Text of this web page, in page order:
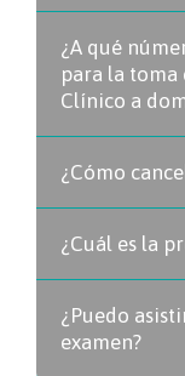
¿A qué
para la toma
Clínico a
¿Cómo
¿Cuál es la
¿Puedo
examen?